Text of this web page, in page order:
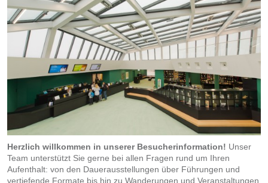
Herzlich willkommen in unserer Besucherinformation! Unser
Team unterstützt Sie gerne bei allen Fragen rund um Ihren
Aufenthalt: von den Dauerausstellungen über Führungen und
vertiefende Formate bis hin zu Wanderungen und Veranstaltungen